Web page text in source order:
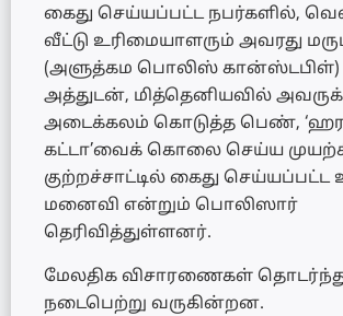
கைது செய்யப்பட்ட நபர்களில்,
வீட்டு உரிமையாளரும் அவரது
(அளுத்கம பொலிஸ் கான்ஸ்டபிள்)
அத்துடன், மித்தெனியவில்
அடைக்கலம் கொடுத்த பெண்,
கட்டா’வைக் கொலை செய்ய
குற்றச்சாட்டில் கைது
மனைவி என்றும் பொலிஸார்
தெரிவித்துள்ளனர்.
மேலதிக விசாரணைகள்
நடைபெற்று வருகின்றன.